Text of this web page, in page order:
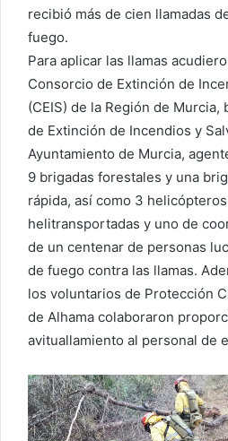
recibió más de cien llamadas
fuego.
Para aplicar las llamas
Consorcio de Extinción de
(CEIS) de la Región de
de Extinción de Incendios y
Ayuntamiento de Murcia,
9 brigadas forestales y una
rápida, así como 3
helitransportadas y uno de
de un centenar de personas
de fuego contra las llamas.
los voluntarios de Protección
de Alhama colaboraron
avituallamiento al personal de